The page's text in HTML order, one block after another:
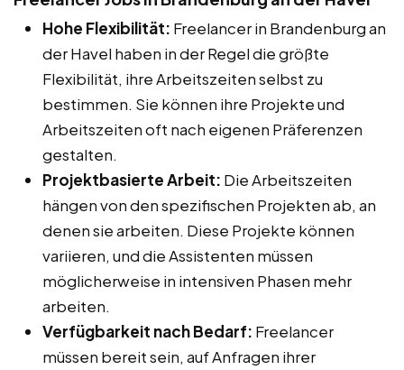
Hohe Flexibilität: Freelancer in Brandenburg an
der Havel haben in der Regel die größte
Flexibilität, ihre Arbeitszeiten selbst zu
bestimmen. Sie können ihre Projekte und
Arbeitszeiten oft nach eigenen Präferenzen
gestalten.
Projektbasierte Arbeit: Die Arbeitszeiten
hängen von den spezifischen Projekten ab, an
denen sie arbeiten. Diese Projekte können
variieren, und die Assistenten müssen
möglicherweise in intensiven Phasen mehr
arbeiten.
Verfügbarkeit nach Bedarf: Freelancer
müssen bereit sein, auf Anfragen ihrer